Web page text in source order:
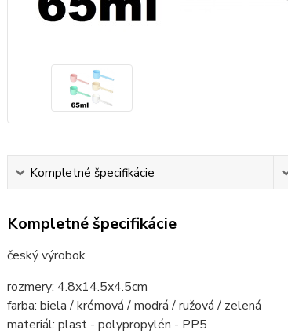
Kompletné špecifikácie
Kompletné špecifikácie
český výrobok
rozmery: 4.8x14.5x4.5cm
farba: biela / krémová / modrá / ružová / zelená
materiál: plast - polypropylén - PP5